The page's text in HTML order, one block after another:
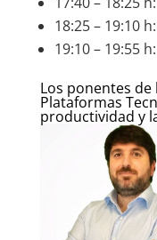
18:25 – 19:10
19:10 – 19:55
Los ponentes
Plataformas
productividad y